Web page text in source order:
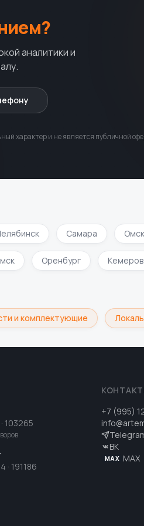
аналитики и
характер и не является публичной
Самара Омск
Оренбург
и комплектующие
· 103265
· 191186
+7 (995)
ВК
MAX MAX